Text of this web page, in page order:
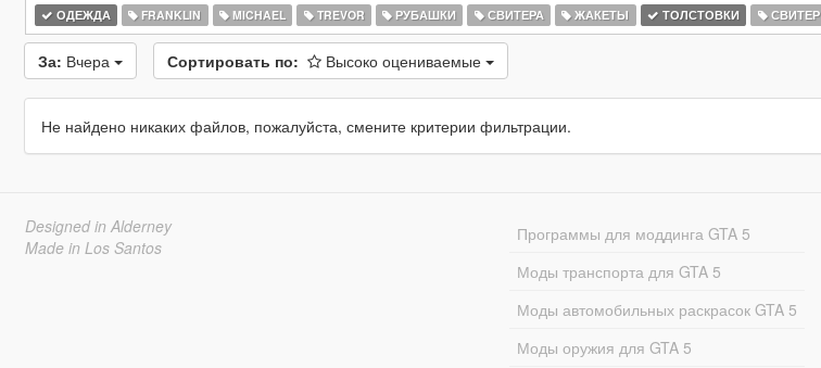
ОДЕЖДА FRANKLIN MICHAEL TREVOR РУБАШКИ СВИТЕРА ЖАКЕТЫ ТОЛСТОВКИ СВИТЕР
За: Вчера Сортировать по: Высоко оцениваемые
Не найдено никаких файлов, пожалуйста, смените критерии фильтрации.
Designed in Alderney
Made in Los Santos
Программы для моддинга GTA 5
Моды транспорта для GTA 5
Моды автомобильных раскрасок GTA 5
Моды оружия для GTA 5